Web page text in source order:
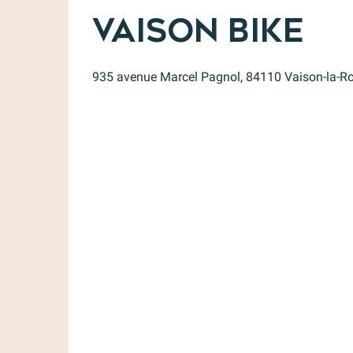
Vaison Bike
935 avenue Marcel Pagnol, 84110 Vaison-la-